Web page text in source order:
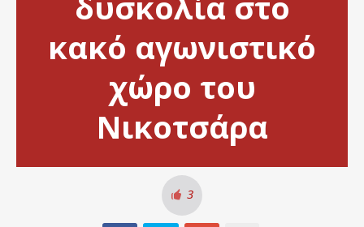
κακό αγωνιστικό
χώρο του
Νικοτσάρα
3